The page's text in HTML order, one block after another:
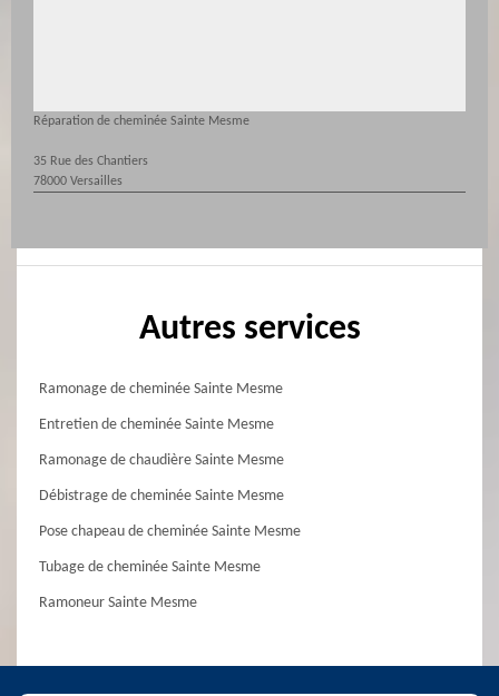
Réparation de cheminée Sainte Mesme
35 Rue des Chantiers
78000 Versailles
Autres services
Ramonage de cheminée Sainte Mesme
Entretien de cheminée Sainte Mesme
Ramonage de chaudière Sainte Mesme
Débistrage de cheminée Sainte Mesme
Pose chapeau de cheminée Sainte Mesme
Tubage de cheminée Sainte Mesme
Ramoneur Sainte Mesme